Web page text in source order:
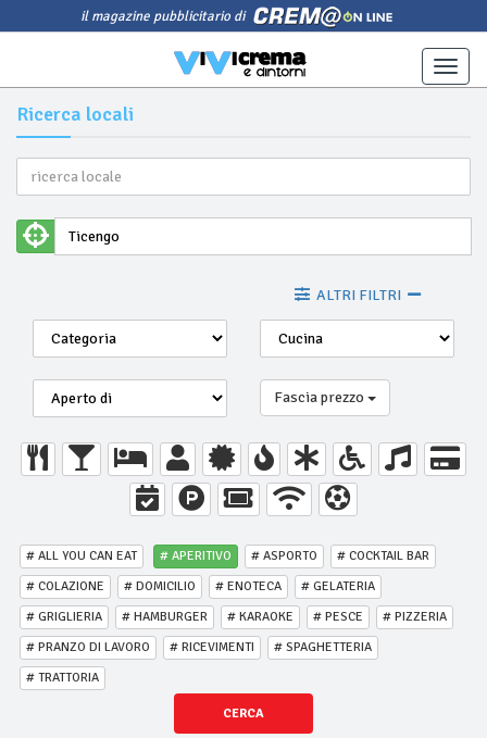
il magazine pubblicitario di
Toggle
Ricerca locali
ALTRI FILTRI
Fascia prezzo
# ALL YOU CAN EAT # APERITIVO # ASPORTO
# COCKTAIL BAR
# COLAZIONE
# DOMICILIO # ENOTECA
# GELATERIA
# GRIGLIERIA
# HAMBURGER # KARAOKE # PESCE
# PIZZERIA
# PRANZO DI LAVORO
# RICEVIMENTI
# SPAGHETTERIA
# TRATTORIA
CERCA